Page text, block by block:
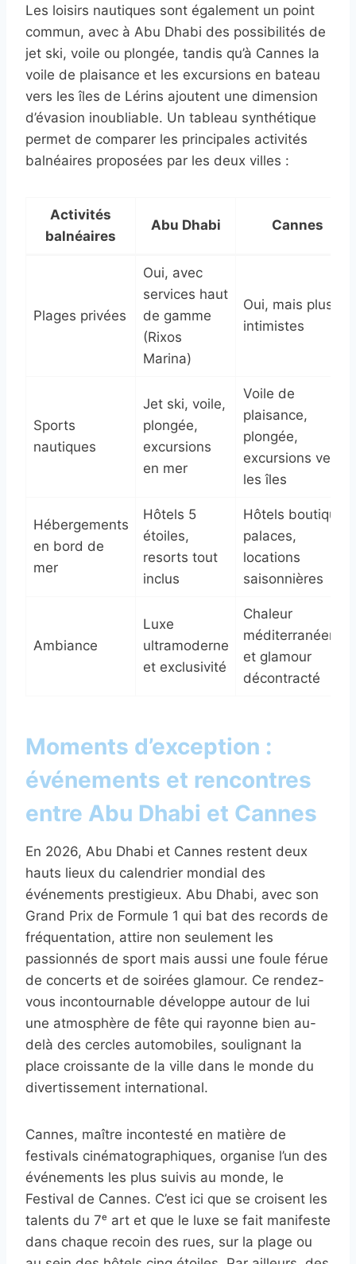
Les loisirs nautiques sont également un point
commun, avec à Abu Dhabi des possibilités de
jet ski, voile ou plongée, tandis qu’à Cannes la
voile de plaisance et les excursions en bateau
vers les îles de Lérins ajoutent une dimension
d’évasion inoubliable. Un tableau synthétique
permet de comparer les principales activités
balnéaires proposées par les deux villes :
Activités
balnéaires
Abu Dhabi Cannes
Plages privées
Oui, avec
services haut
de gamme
(Rixos
Marina)
Oui, mais plus
intimistes
Sports
nautiques
Jet ski, voile,
plongée,
excursions
en mer
Voile de
plaisance,
plongée,
excursions vers
les îles
Hébergements
en bord de
mer
Hôtels 5
étoiles,
resorts tout
inclus
Hôtels boutique,
palaces,
locations
saisonnières
Ambiance
Luxe
ultramoderne
et exclusivité
Chaleur
méditerranéenne
et glamour
décontracté
Moments d’exception :
événements et rencontres
entre Abu Dhabi et Cannes
En 2026, Abu Dhabi et Cannes restent deux
hauts lieux du calendrier mondial des
événements prestigieux. Abu Dhabi, avec son
Grand Prix de Formule 1 qui bat des records de
fréquentation, attire non seulement les
passionnés de sport mais aussi une foule férue
de concerts et de soirées glamour. Ce rendez-
vous incontournable développe autour de lui
une atmosphère de fête qui rayonne bien au-
delà des cercles automobiles, soulignant la
place croissante de la ville dans le monde du
divertissement international.
Cannes, maître incontesté en matière de
festivals cinématographiques, organise l’un des
événements les plus suivis au monde, le
Festival de Cannes. C’est ici que se croisent les
talents du 7ᵉ art et que le luxe se fait manifeste
dans chaque recoin des rues, sur la plage ou